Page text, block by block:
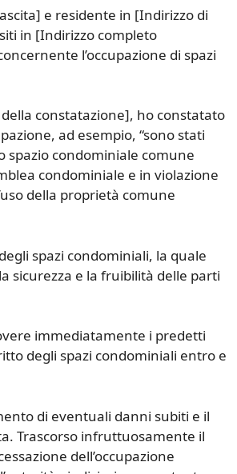
e residente in [Indirizzo di
in [Indirizzo completo
l’occupazione di spazi
constatazione], ho constatato
ad esempio, “sono stati
spazio condominiale comune
condominiale e in violazione
della proprietà comune
spazi condominiali, la quale
sicurezza e la fruibilità delle parti
immediatamente i predetti
degli spazi condominiali entro e
di eventuali danni subiti e il
Trascorso infruttuosamente il
dell’occupazione